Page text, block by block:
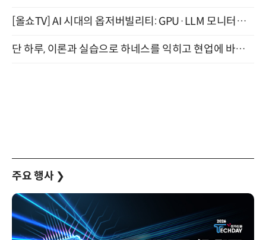
[올쇼TV] AI 시대의 옵저버빌리티: GPU·LLM 모니터링부터 AI 기반 장애 대응까지 (8/11 생방송)
단 하루, 이론과 실습으로 하네스를 익히고 현업에 바로 쓰는 핸즈온 워크숍 (8/20)
주요 행사 ❯